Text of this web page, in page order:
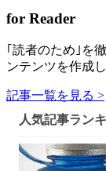
for Reader
｢読者のため｣を
ンテンツを作成し
記事一覧を見る >
人気記事ラン